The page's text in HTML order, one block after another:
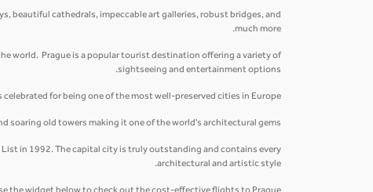
beautiful cathedrals, impeccable art galleries, robust bridges, and
much more.
world. Prague is a popular tourist destination offering a variety of
sightseeing and entertainment options.
for being one of the most well-preserved cities in Europe.
soaring old towers making it one of the world's architectural gems.
List in 1992. The capital city is truly outstanding and contains every
architectural and artistic style.